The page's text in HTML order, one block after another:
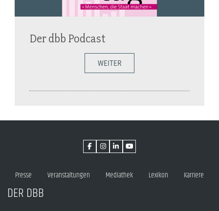
Der dbb Podcast
WEITER
Presse Veranstaltungen Mediathek Lexikon Karriere
DER DBB